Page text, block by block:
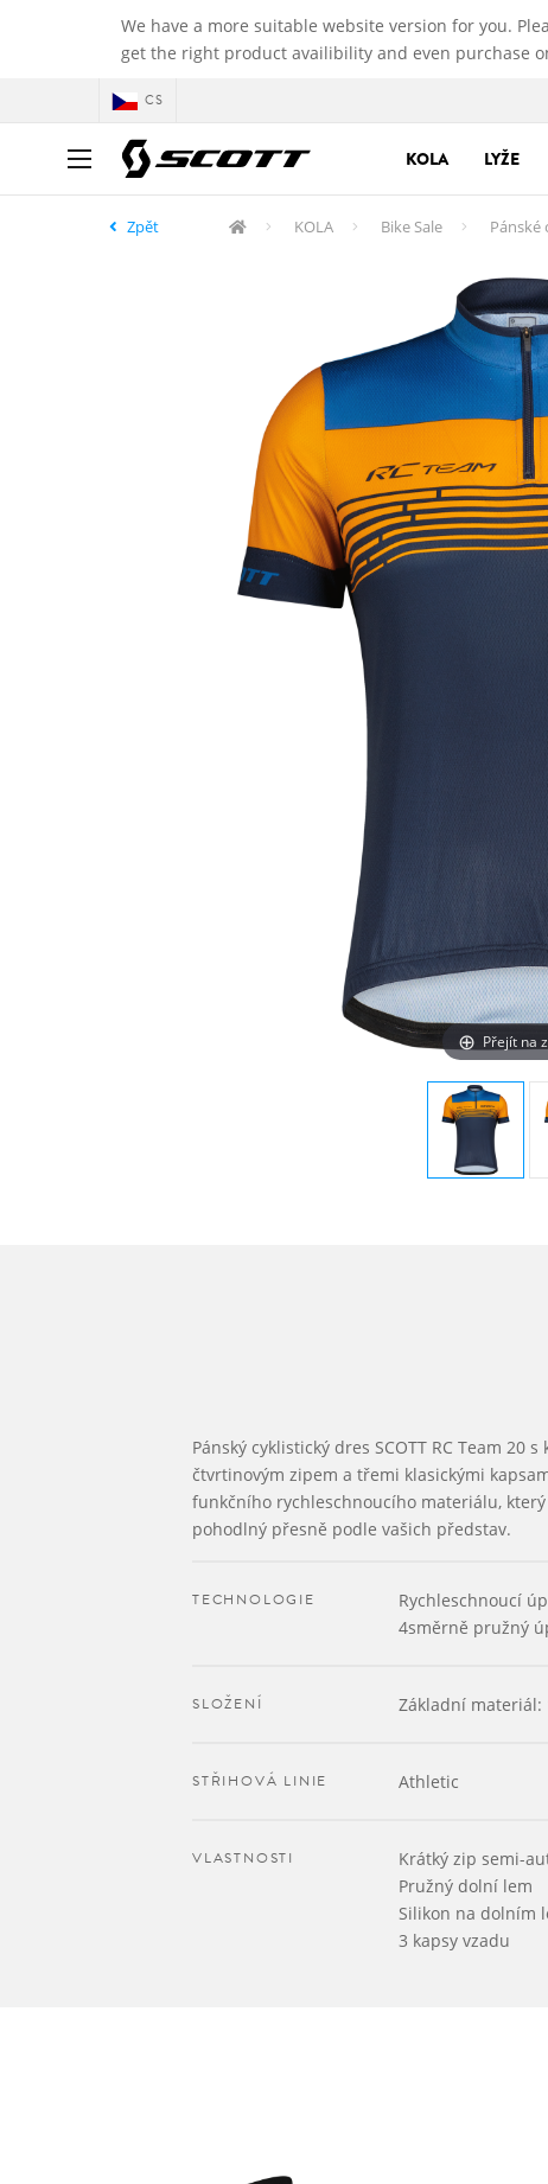
We have a more suitable website version for you.
get the right product availibility and even purchase
CS
KOLA LYŽE
Zpět KOLA Bike Sale Pánské
Přejít na
Pánský cyklistický dres SCOTT RC Team 20
čtvrtinovým zipem a třemi klasickými
funkčního rychleschnoucího materiálu,
pohodlný přesně podle vašich představ.
TECHNOLOGIE
Rychleschnoucí
4směrně pružný
SLOŽENÍ Základní materiál:
STŘIHOVÁ LINIE Athletic
VLASTNOSTI
Krátký zip semi-
Pružný dolní lem
Silikon na dolním
3 kapsy vzadu